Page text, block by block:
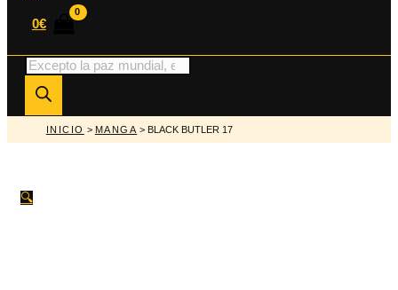
0€
Búsqueda
de
productos
INICIO > MANGA > BLACK BUTLER 17
🔍